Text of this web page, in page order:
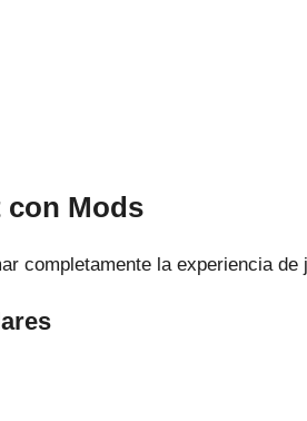
Mods
completamente la experiencia de